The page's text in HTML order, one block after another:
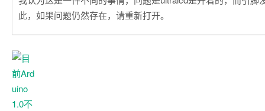
此，如果问题仍然存在，请重新打开。